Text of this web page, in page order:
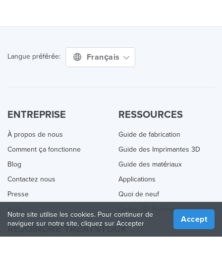
Langue préférée: Français
ENTREPRISE
À propos de nous
Comment ça fonctionne
Blog
Contactez nous
Presse
RESSOURCES
Guide de fabrication
Guide des Imprimantes 3D
Guide des matériaux
Applications
Quoi de neuf
Online 3D Printing
REJOINDRE TREATSTOCK
Notre site utilise les cookies. Pour continuer de
naviguer sur notre site, cliquez sur Accepter
Accept